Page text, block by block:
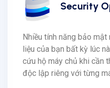
Security
Nhiều tính năng bảo
liệu của bạn bất kỳ lúc
cứu hộ máy chủ khi cần
độc lập riêng với từng